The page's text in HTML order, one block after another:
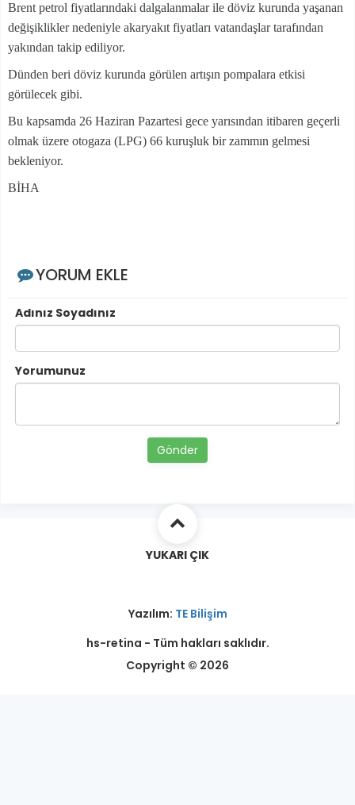
Brent petrol fiyatlarındaki dalgalanmalar ile döviz kurunda yaşanan
değişiklikler nedeniyle akaryakıt fiyatları vatandaşlar tarafından
yakından takip ediliyor.
Dünden beri döviz kurunda görülen artışın pompalara etkisi
görülecek gibi.
Bu kapsamda 26 Haziran Pazartesi gece yarısından itibaren geçerli
olmak üzere otogaza (LPG) 66 kuruşluk bir zammın gelmesi
bekleniyor.
BİHA
YORUM EKLE
Adınız Soyadınız
Yorumunuz
Gönder
YUKARI ÇIK
Yazılım: TE Bilişim
hs-retina - Tüm hakları saklıdır.
Copyright © 2026